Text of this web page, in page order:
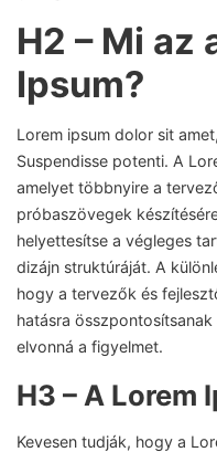
H2 – Mi az
Ipsum?
Lorem ipsum dolor sit
Suspendisse potenti. A
amelyet többnyire a
próbaszövegek
helyettesítse a végleges
dizájn struktúráját. A
hogy a tervezők és
hatásra
elvonná a figyelmet.
H3 – A Lorem
Kevesen tudják, hogy a